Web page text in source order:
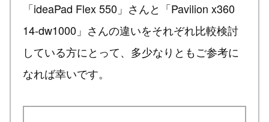
「ideaPad Flex 550」さんと「Pavilion x360
14-dw1000」さんの違いをそれぞれ比較検討
している方にとって、多少なりともご参考に
なれば幸いです。